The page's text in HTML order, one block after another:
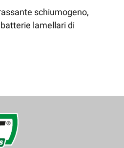
schiumogeno,
lamellari di